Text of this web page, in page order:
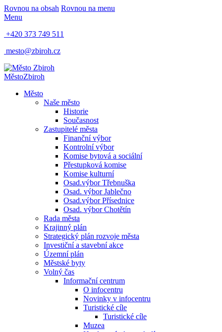
Rovnou na obsah Rovnou na menu
Menu
+420 373 749 511
mesto@zbiroh.cz
MěstoZbiroh
Město
Naše město
Historie
Současnost
Zastupitelé města
Finanční výbor
Kontrolní výbor
Komise bytová a sociální
Přestupková komise
Komise kulturní
Osad.výbor Třebnuška
Osad. výbor Jablečno
Osad.výbor Přísednice
Osad. výbor Chotětín
Rada města
Krajinný plán
Strategický plán rozvoje města
Investiční a stavební akce
Územní plán
Městské byty
Volný čas
Informační centrum
O infocentru
Novinky v infocentru
Turistické cíle
Turistické cíle
Muzea